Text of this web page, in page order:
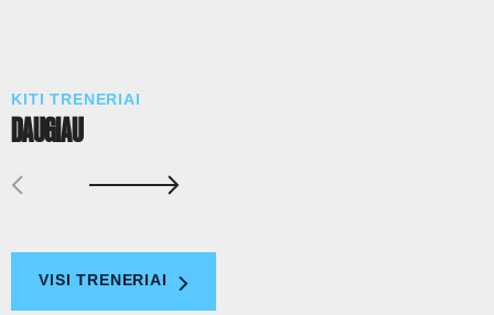
KITI TRENERIAI
DAUGIAU
VISI TRENERIAI